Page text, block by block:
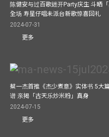
陈健安与过百歌迷开Party庆生 斗晒
全场 寿星仔唱未派台新歌惊喜回礼
2024-07-31
更多
蔡一杰首推《杰少煮意》实体书 5大
谱 亲揭「古天乐炒米粉」真身
2024-07-15
更多